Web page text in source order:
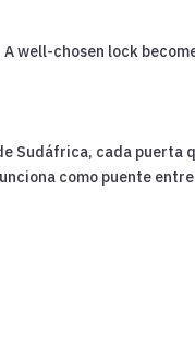
well-chosen lock
Sudáfrica, cada puerta
como puente entre